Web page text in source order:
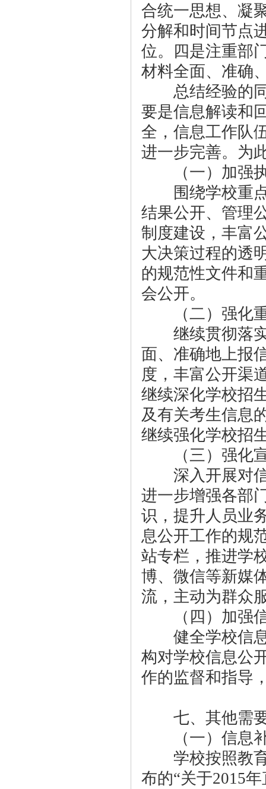
合统一思想、凝
分解和时间节点
位。四是注重部
材料全面、准确
总结经验的同
要是信息解读和
全，信息工作队
进一步完善。为
（一）加强执
围绕学校重点
结果公开、管理
制度建设，丰富
大决策过程的透
的规范性文件和
会公开。
（二）强化重
继续贯彻落实
面、准确地上报
度，丰富公开渠
继续深化学校招
及有关考生信息
继续强化学校招
（三）强化宣
深入开展对信
进一步增强各部
识，提升人员业
息公开工作的规
站专栏，推进学
博、微信等新媒
流，主动为群众
（四）加强信
健全学校信息
构对学校信息公
作的监督和指导
七、其他需要
（一）信息补
学校按照教育
布的“关于2015